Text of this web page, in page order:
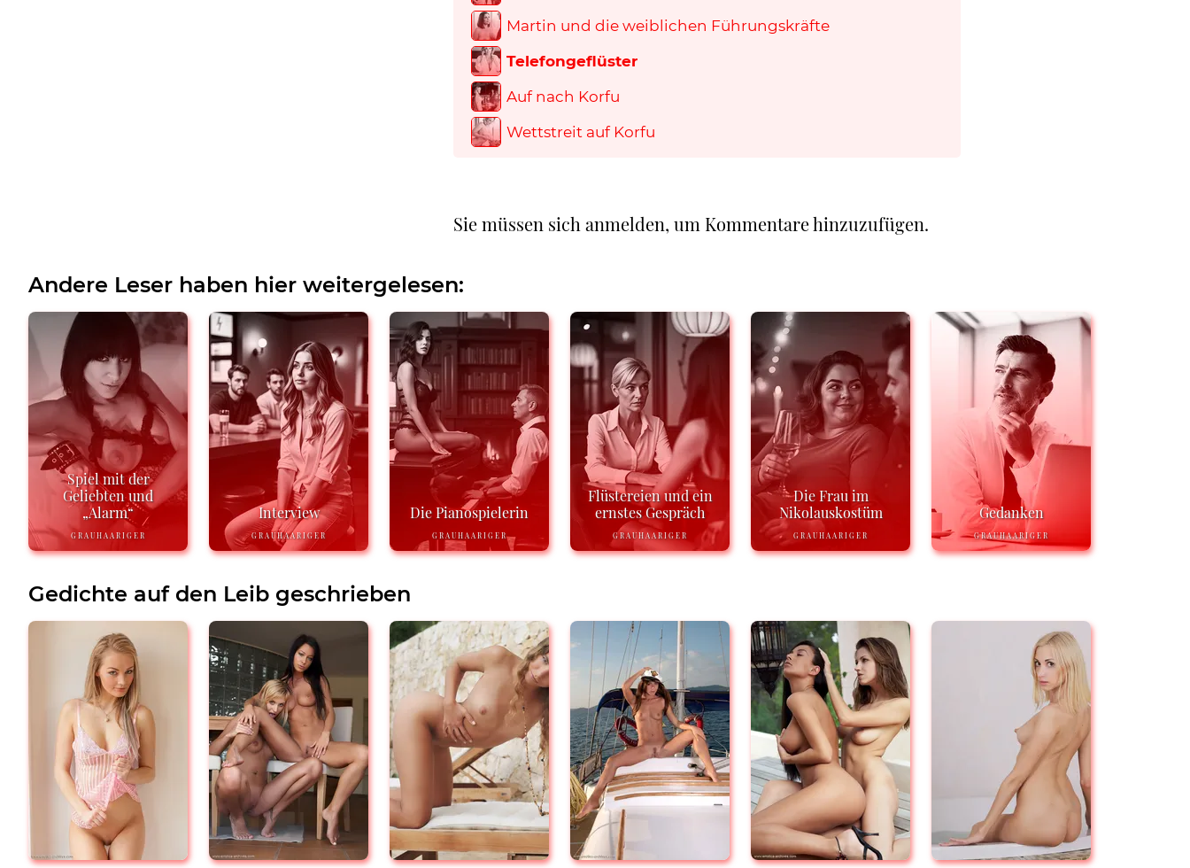
Martin und die weiblichen Führungskräfte
Telefongeflüster
Auf nach Korfu
Wettstreit auf Korfu
Sie müssen sich anmelden, um Kommentare hinzuzufügen.
Andere Leser haben hier weitergelesen:
Spiel mit der
Geliebten und
„Alarm“
GRAUHAARIGER
Interview
GRAUHAARIGER
Die Pianospielerin
GRAUHAARIGER
Flüstereien und ein
ernstes Gespräch
GRAUHAARIGER
Die Frau im
Nikolauskostüm
GRAUHAARIGER
Gedanken
GRAUHAARIGER
Gedichte auf den Leib geschrieben